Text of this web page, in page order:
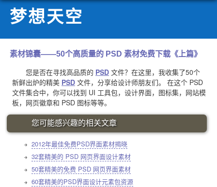
梦想天空
素材锦囊——50个高质量的 PSD 素材免费下载《上篇》
您是否在寻找高品质的 PSD 文件？在这里，我收集了50个
新鲜出炉的精美 PSD 文件，分享给设计师朋友们。 在这个 PSD
文件集合中，你可以找到 UI 工具包，设计界面，图标集，网站模
板，网页徽章和 PSD 图标等等。
您可能感兴趣的相关文章
2012年最佳免费PSD界面素材揭晓
32套精美的 PSD 网页界面设计素材
50套精美的免费 PSD 网页界面素材
60套精美的PSD界面设计元素包资源